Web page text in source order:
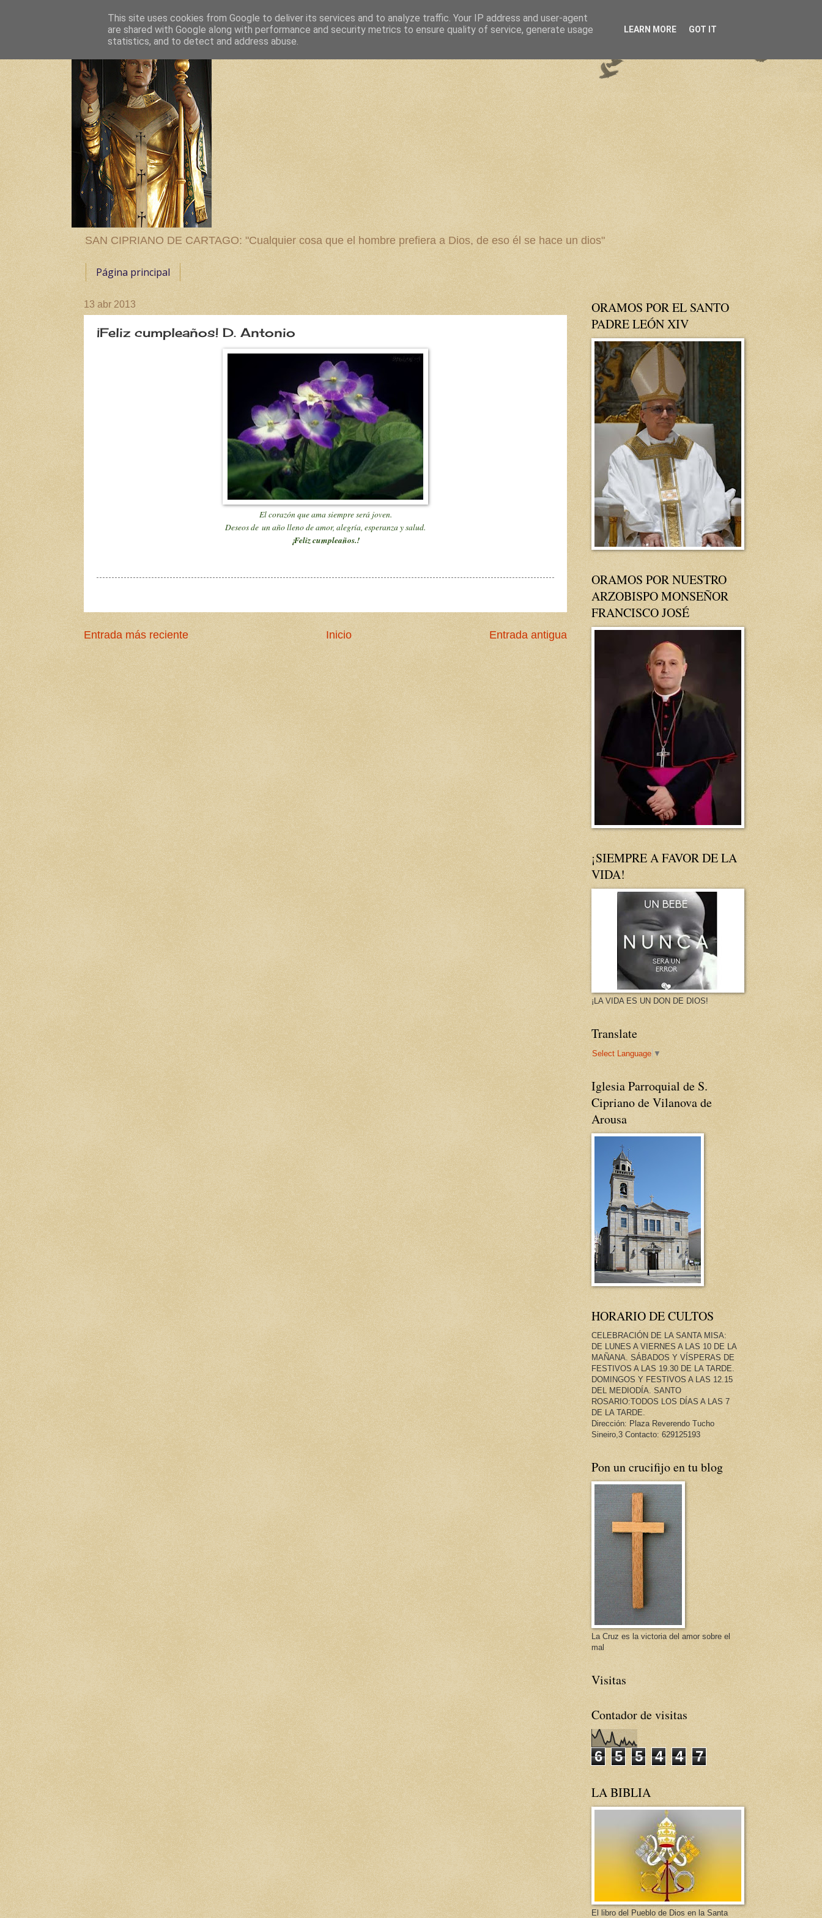
SAN CIPRIANO DE CARTAGO: "Cualquier cosa que el hombre prefiera a Dios, de eso él se hace un dios"
Página principal
13 abr 2013
¡Feliz cumpleaños! D. Antonio
El corazón que ama siempre será joven.
Deseos de un año lleno de amor, alegría, esperanza y salud.
¡Feliz cumpleaños.!
Entrada más reciente Entrada antigua
Inicio
ORAMOS POR EL SANTO
PADRE LEÓN XIV
ORAMOS POR NUESTRO
ARZOBISPO MONSEÑOR
FRANCISCO JOSÉ
¡SIEMPRE A FAVOR DE LA
VIDA!
¡LA VIDA ES UN DON DE DIOS!
Translate
Select Language ▼
Iglesia Parroquial de S.
Cipriano de Vilanova de
Arousa
HORARIO DE CULTOS
CELEBRACIÓN DE LA SANTA MISA:
DE LUNES A VIERNES A LAS 10 DE LA
MAÑANA. SÁBADOS Y VÍSPERAS DE
FESTIVOS A LAS 19.30 DE LA TARDE.
DOMINGOS Y FESTIVOS A LAS 12.15
DEL MEDIODÍA. SANTO
ROSARIO:TODOS LOS DÍAS A LAS 7
DE LA TARDE.
Dirección: Plaza Reverendo Tucho
Sineiro,3 Contacto: 629125193
Pon un crucifijo en tu blog
La Cruz es la victoria del amor sobre el
mal
Visitas
Contador de visitas
6 5 5 4 4 7
LA BIBLIA
El libro del Pueblo de Dios en la Santa
This site uses cookies from Google to deliver its services and to analyze traffic. Your IP address and user-agent
are shared with Google along with performance and security metrics to ensure quality of service, generate usage
statistics, and to detect and address abuse.
LEARN MORE GOT IT